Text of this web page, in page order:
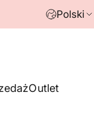
Polski
Outlet